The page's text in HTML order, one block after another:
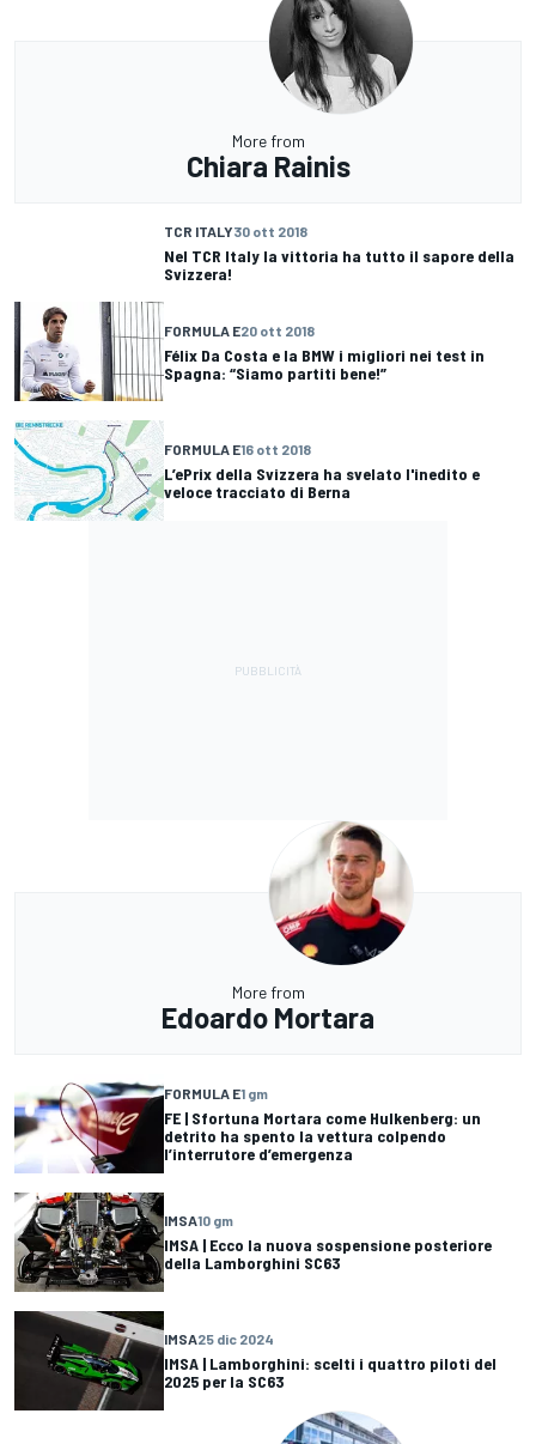
More from
Chiara Rainis
TCR ITALY30 ott 2018
Nel TCR Italy la vittoria ha tutto il sapore della
Svizzera!
FORMULA E20 ott 2018
Félix Da Costa e la BMW i migliori nei test in
Spagna: “Siamo partiti bene!”
FORMULA E16 ott 2018
L’ePrix della Svizzera ha svelato l'inedito e
veloce tracciato di Berna
More from
Edoardo Mortara
FORMULA E1 gm
FE | Sfortuna Mortara come Hulkenberg: un
detrito ha spento la vettura colpendo
l’interrutore d’emergenza
IMSA10 gm
IMSA | Ecco la nuova sospensione posteriore
della Lamborghini SC63
IMSA25 dic 2024
IMSA | Lamborghini: scelti i quattro piloti del
2025 per la SC63